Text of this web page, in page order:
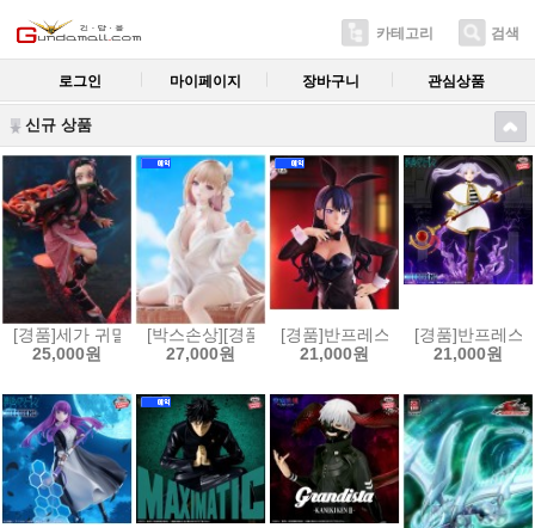
카테고리 검색
로그인 마이페이지 장바구니 관심상품
신규 상품
[경품]세가 귀멸의 칼날 Xross Link 피규어 카마도 네즈코
25,000원
[박스손상][경품]후류 누들스토퍼 승리의 여신 니케
27,000원
[경품]반프레스토 그 비스크 돌은
21,000원
[경품]반프레스
21,000원